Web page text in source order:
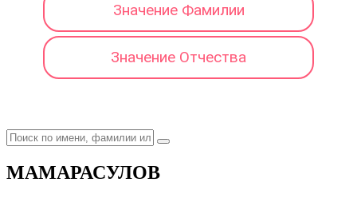
Значение Фамилии
Значение Отчества
МАМАРАСУЛОВ